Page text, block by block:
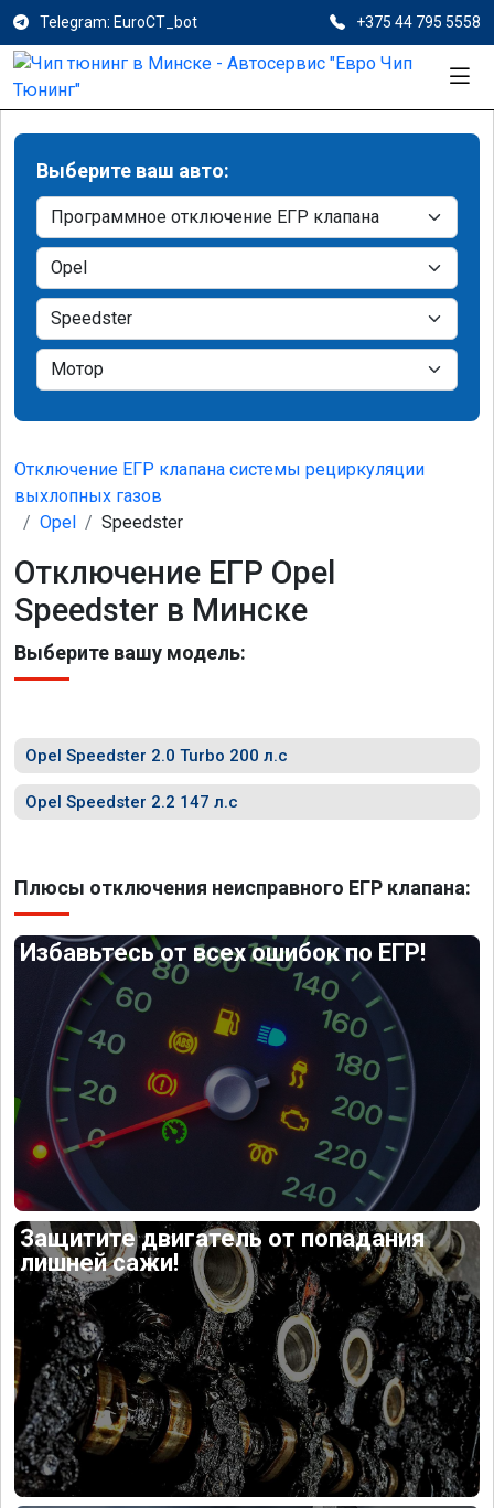
Telegram: EuroCT_bot +375 44 795 5558
Выберите ваш авто:
Отключение ЕГР клапана системы рециркуляции
выхлопных газов
Opel
Speedster
Отключение ЕГР Opel
Speedster в Минске
Выберите вашу модель:
Opel Speedster 2.0 Turbo 200 л.с
Opel Speedster 2.2 147 л.с
Плюсы отключения неисправного ЕГР клапана:
Избавьтесь от всех ошибок по ЕГР!
Защитите двигатель от попадания
лишней сажи!